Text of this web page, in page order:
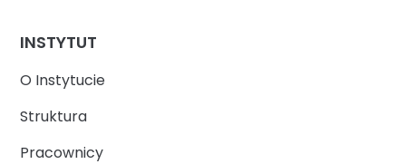
INSTYTUT
O Instytucie
Struktura
Pracownicy